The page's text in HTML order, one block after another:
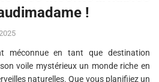
!
méconnue en tant que destination
voile mystérieux un monde riche en
naturelles. Que vous planifiiez un